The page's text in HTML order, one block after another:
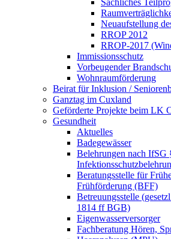
Sachliches
Neuaufstellung
RROP 2012
RROP-2017
Immissionsschutz
Vorbeugender
Wohnraumförderung
Beirat für Inklusion /
Ganztag im Cuxland
Geförderte Projekte beim LK
Gesundheit
Aktuelles
Badegewässer
Belehrungen nach IfSG
Beratungsstelle für
Frühförderung (BFF)
Betreuungsstelle
1814 ff BGB)
Eigenwasserversorger
Fachberatung Hören,